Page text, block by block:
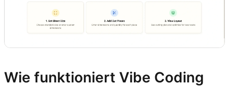
Wie funktioniert Vibe Coding